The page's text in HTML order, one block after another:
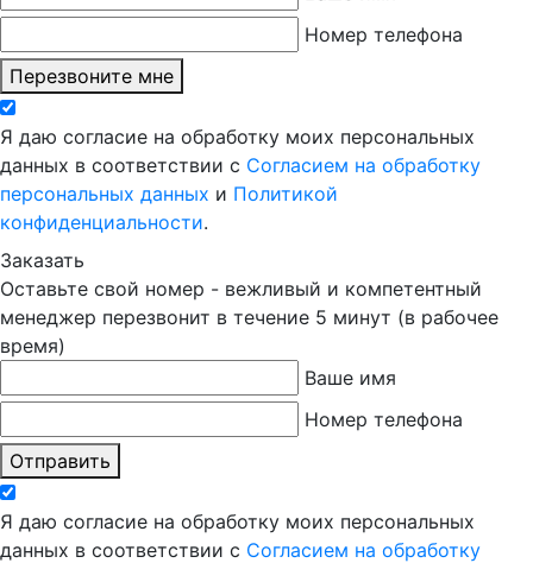
Номер телефона
Перезвоните мне
Я даю согласие на обработку моих персональных
данных в соответствии с Согласием на обработку
персональных данных и Политикой
конфиденциальности.
Заказать
Оставьте свой номер - вежливый и компетентный
менеджер перезвонит в течение 5 минут (в рабочее
время)
Ваше имя
Номер телефона
Отправить
Я даю согласие на обработку моих персональных
данных в соответствии с Согласием на обработку